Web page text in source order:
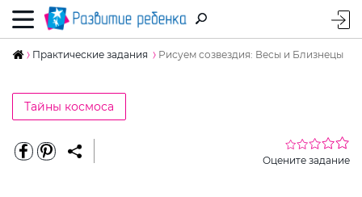
Практические задания Рисуем созвездия: Весы и Близнецы
Тайны космоса
Оцените задание